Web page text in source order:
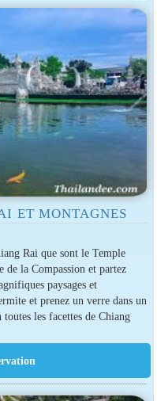
ET MONTAGNES
Rai que sont le Temple
de la Compassion et partez
paysages et
et prenez un verre dans un
les facettes de Chiang